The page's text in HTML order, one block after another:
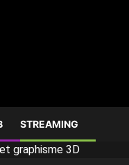
STREAMING
graphisme 3D